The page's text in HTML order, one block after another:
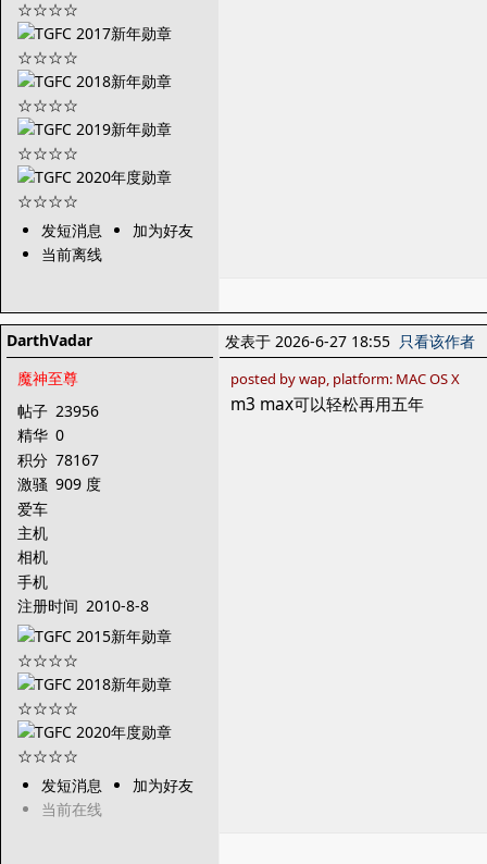
发短消息
加为好友
当前离线
DarthVadar
魔神至尊
帖子 23956
精华 0
积分 78167
激骚 909 度
爱车
主机
相机
手机
注册时间 2010-8-8
发短消息
加为好友
当前在线
发表于 2026-6-27 18:55 只看该作者
posted by wap, platform: MAC OS X
m3 max可以轻松再用五年